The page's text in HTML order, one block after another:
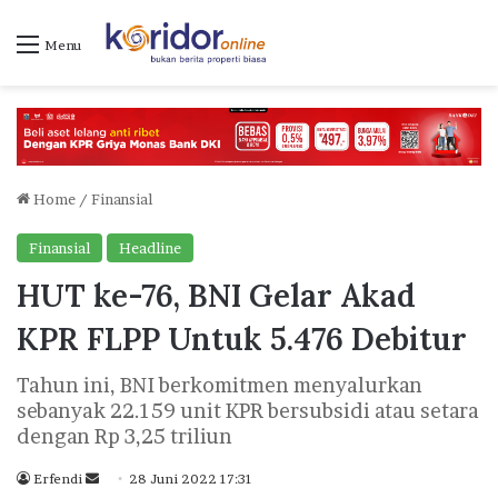
Menu
Home / Finansial
Finansial Headline
HUT ke-76, BNI Gelar Akad
KPR FLPP Untuk 5.476 Debitur
Tahun ini, BNI berkomitmen menyalurkan
sebanyak 22.159 unit KPR bersubsidi atau setara
dengan Rp 3,25 triliun
Erfendi 28 Juni 2022 17:31